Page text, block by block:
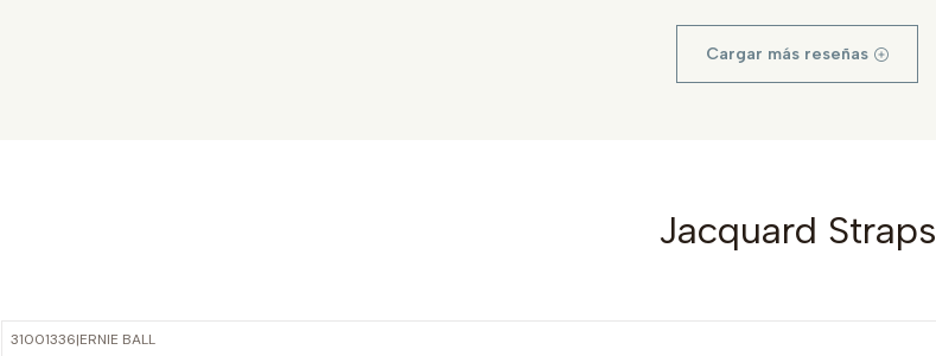
Cargar más reseñas
Jacquard Straps
-15% OFF
31001336|ERNIE BALL